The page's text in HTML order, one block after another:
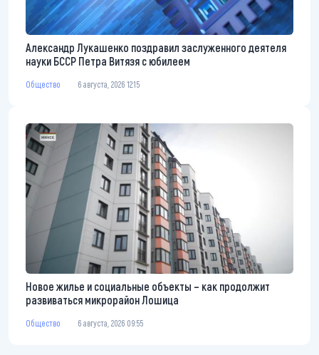
Александр Лукашенко поздравил заслуженного деятеля
науки БССР Петра Витязя с юбилеем
Общество 6 августа, 2026 12:15
Новое жилье и социальные объекты – как продолжит
развиваться микрорайон Лошица
Общество 6 августа, 2026 09:55